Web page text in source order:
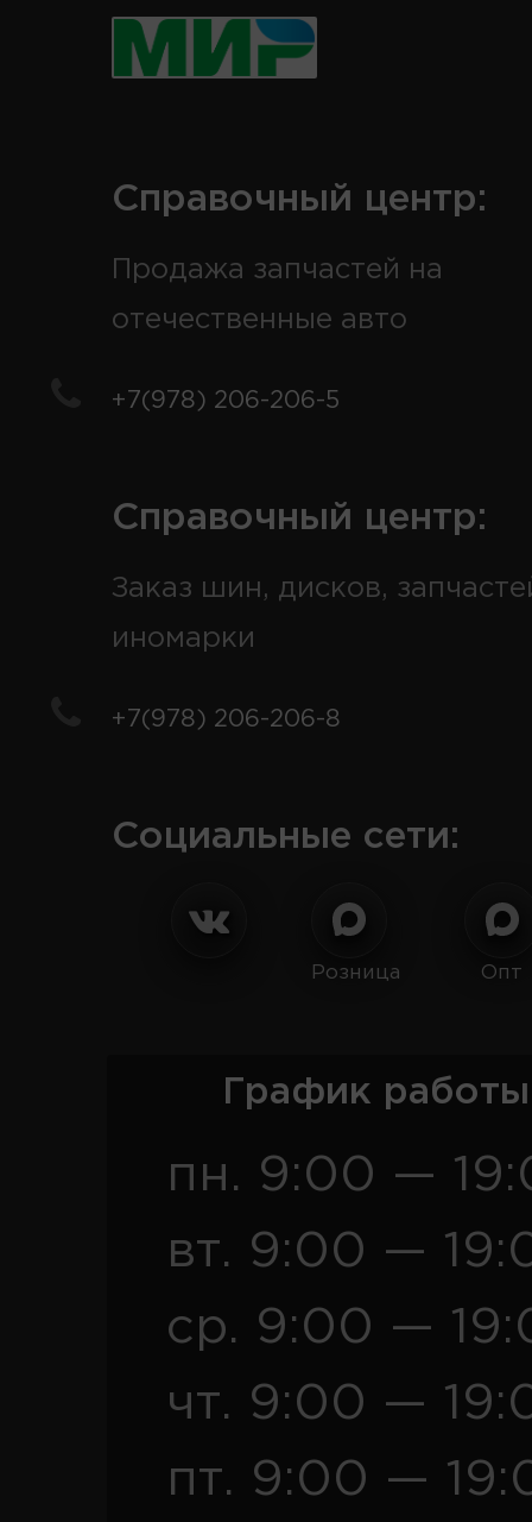
Справочный центр:
Продажа запчастей на
отечественные авто
+7(978) 206-206-5
Справочный центр:
Заказ шин, дисков,
иномарки
+7(978) 206-206-8
Социальные сети:
Розница Опт
График
пн. 9:00 —
вт. 9:00 —
ср. 9:00 —
чт. 9:00 —
пт. 9:00 —